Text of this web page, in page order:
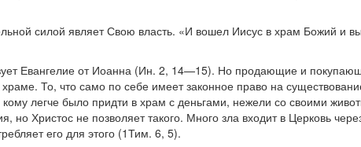
силой являет Свою власть. «И вошел Иисус в храм Божий и
Евангелие от Иоанна (Ин. 2, 14—15). Но продающие и
То, что само по себе имеет законное право на
легче было придти в храм с деньгами, нежели со своими
Христос не позволяет такого. Много зла входит в Церковь
его для этого (1Тим. 6, 5).